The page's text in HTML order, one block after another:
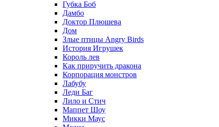
Губка Боб
Дамбо
Доктор Плюшева
Дом
Злые птицы Angry Birds
История Игрушек
Король лев
Как приручить дракона
Корпорация монстров
Лабубу
Леди Баг
Лило и Стич
Маппет Шоу
Микки Маус